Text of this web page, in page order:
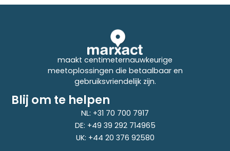
maakt centimeternauwkeurige
meetoplossingen die betaalbaar en
gebruiksvriendelijk zijn.
Blij om te helpen
NL: +31 70 700 7917
DE: +49 39 292 714965
UK: +44 20 376 92580